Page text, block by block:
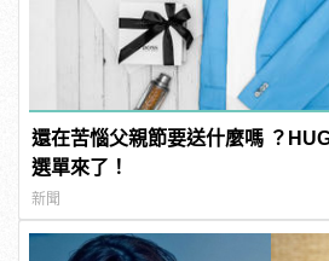
還在苦惱父親節要送什麼嗎 ？
選單來了！
新聞